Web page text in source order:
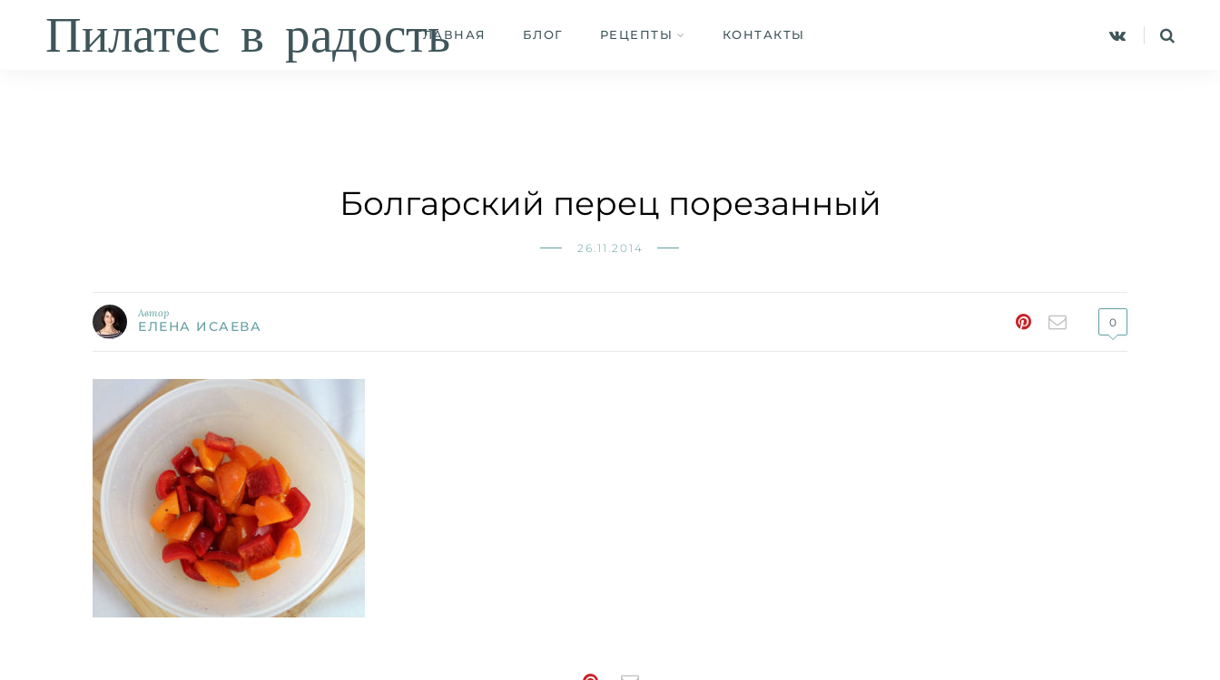
Пилатес в радостьГЛАВНАЯ БЛОГ РЕЦЕПТЫ КОНТАКТЫ
Болгарский перец порезанный
26.11.2014
Автор
ЕЛЕНА ИСАЕВА 0